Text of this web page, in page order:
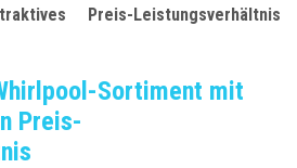
Preis-Leistungsverhältnis
Sortiment mit
Preis-